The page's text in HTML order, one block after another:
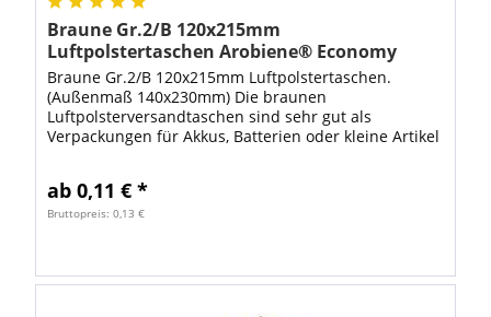
Braune Gr.2/B 120x215mm
Luftpolstertaschen Arobiene® Economy
Braune Gr.2/B 120x215mm Luftpolstertaschen.
(Außenmaß 140x230mm) Die braunen
Luftpolsterversandtaschen sind sehr gut als
Verpackungen für Akkus, Batterien oder kleine Artikel
ab 0,11 € *
Bruttopreis: 0,13 €